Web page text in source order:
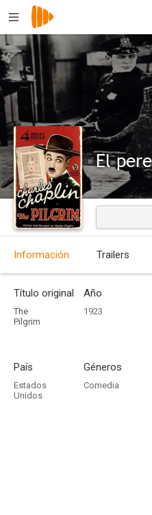
El
Información Trailers
Título original
The
Pilgrim
Año
1923
País
Estados
Unidos
Géneros
Comedia